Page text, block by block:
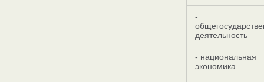
-
деятельность
- национальная
экономика